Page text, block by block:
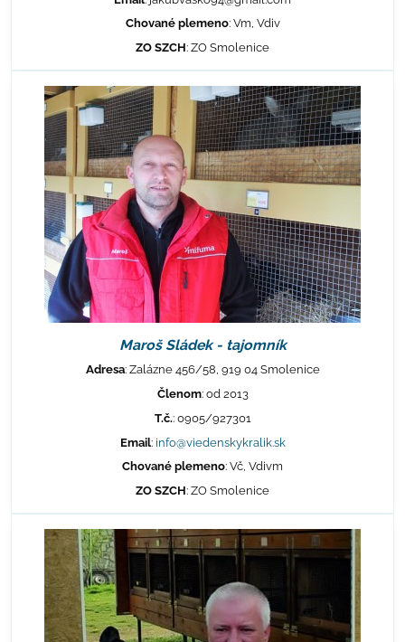
Chované plemeno: Vm, Vdiv
ZO SZCH: ZO Smolenice
Maroš Sládek - tajomník
Adresa: Zalázne 456/58, 919 04 Smolenice
Členom: od 2013
T.č.: 0905/927301
Email: info@viedenskykralik.sk
Chované plemeno: Vč, Vdivm
ZO SZCH: ZO Smolenice